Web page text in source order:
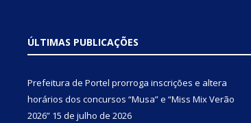
ÚLTIMAS PUBLICAÇÕES
Prefeitura de Portel prorroga inscrições e altera
horários dos concursos “Musa” e “Miss Mix Verão
2026” 15 de julho de 2026